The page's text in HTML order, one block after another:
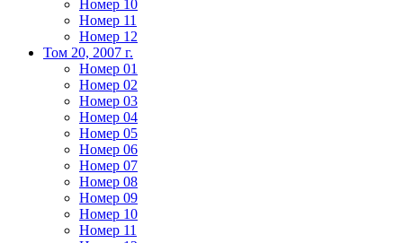
Номер 10
Номер 11
Номер 12
Том 20, 2007 г.
Номер 01
Номер 02
Номер 03
Номер 04
Номер 05
Номер 06
Номер 07
Номер 08
Номер 09
Номер 10
Номер 11